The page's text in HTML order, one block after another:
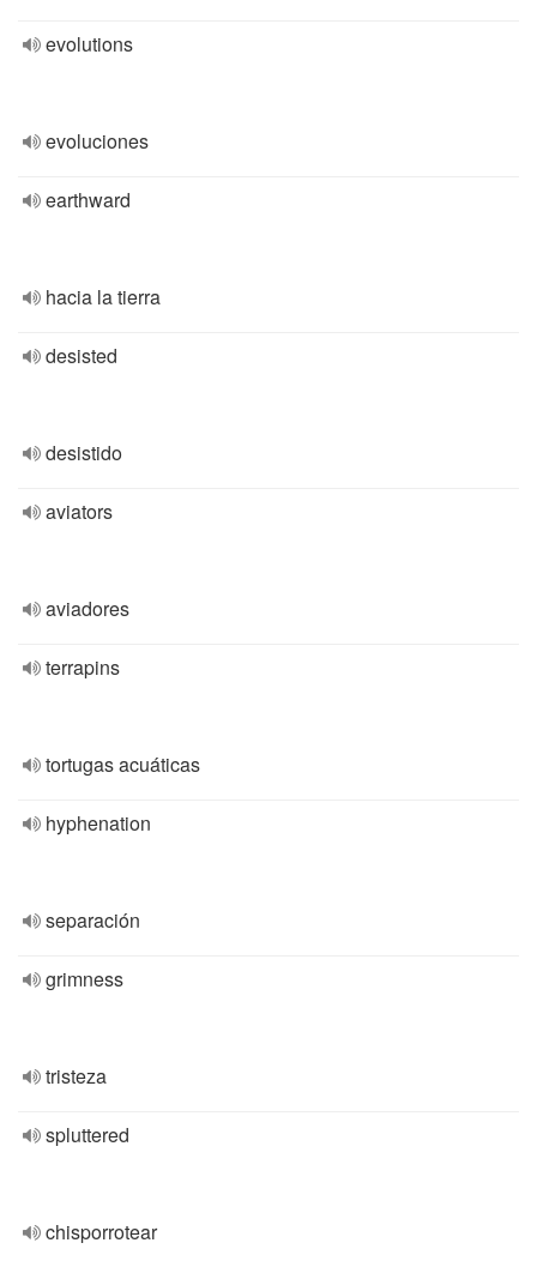
evolutions
evoluciones
earthward
hacia la tierra
desisted
desistido
aviators
aviadores
terrapins
tortugas acuáticas
hyphenation
separación
grimness
tristeza
spluttered
chisporrotear